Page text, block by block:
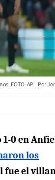
FOTO: AP.
0 en
los
fue el